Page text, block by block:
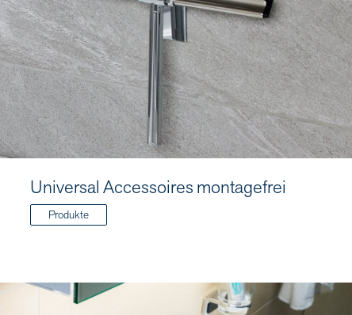
Universal Accessoires montagefrei
Produkte